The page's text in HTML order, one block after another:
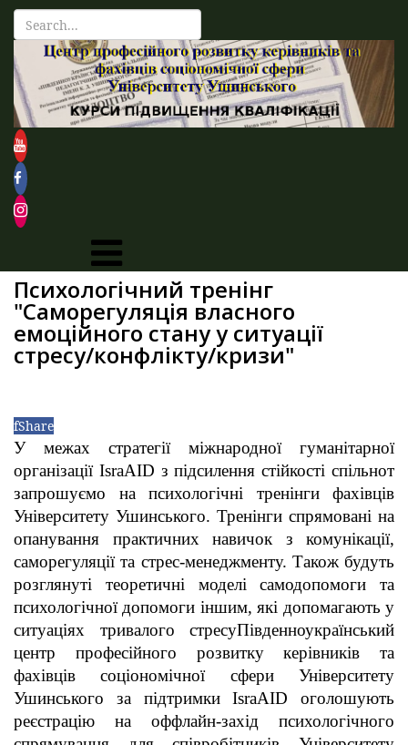
Психологічний тренінг
"Саморегуляція власного
емоційного стану у ситуації
стресу/конфлікту/кризи"
fShare
У межах стратегії міжнародної гуманітарної
організації IsraAID з підсилення стійкості спільнот
запрошуємо на психологічні тренінги фахівців
Університету Ушинського. Тренінги спрямовані на
опанування практичних навичок з комунікації,
саморегуляції та стрес-менеджменту. Також будуть
розглянуті теоретичні моделі самодопомоги та
психологічної допомоги іншим, які допомагають у
ситуаціях тривалого стресуПівденноукраїнський
центр професійного розвитку керівників та
фахівців соціономічної сфери Університету
Ушинського за підтримки IsraAID оголошують
реєстрацію на оффлайн-захід психологічного